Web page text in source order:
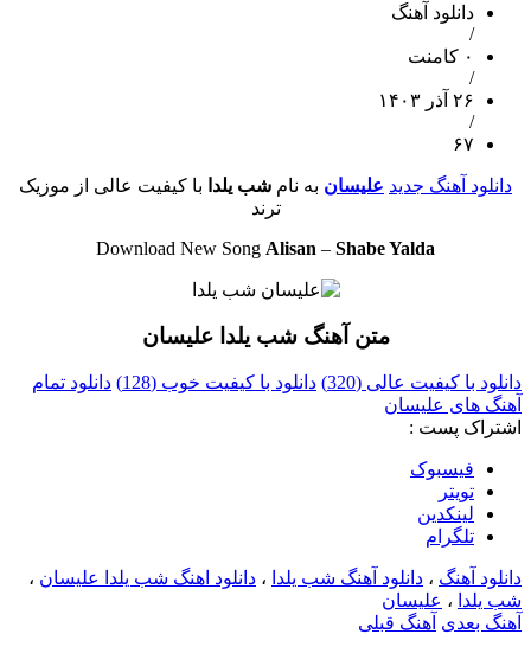
دانلود آهنگ
/
۰ کامنت
/
۲۶ آذر ۱۴۰۳
/
۶۷
دانلود آهنگ جدید علیسان به نام شب یلدا با کیفیت عالی از موزیک
ترند
Download New Song Alisan – Shabe Yalda
متن آهنگ شب یلدا علیسان
دانلود با کیفیت عالی (320) دانلود با کیفیت خوب (128)
دانلود تمام
آهنگ های علیسان
اشتراک پست :
فيسبوک
تويتر
لینکدین
تلگرام
دانلود آهنگ ، دانلود آهنگ شب یلدا ، دانلود اهنگ شب یلدا علیسان ،
شب یلدا ، علیسان
آهنگ بعدی آهنگ قبلی